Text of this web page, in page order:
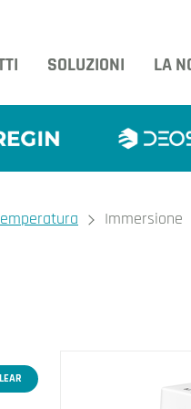
SOLUZIONI LA
Immersione
I nostri